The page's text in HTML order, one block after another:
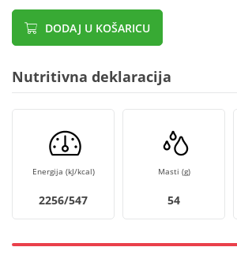
DODAJ U KOŠARICU
Nutritivna deklaracija
Energija (kJ/kcal)
2256/547
Masti (g)
54